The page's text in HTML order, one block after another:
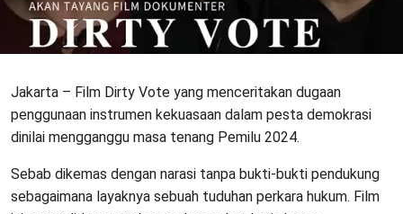
Jakarta – Film Dirty Vote yang menceritakan dugaan
penggunaan instrumen kekuasaan dalam pesta demokrasi
dinilai mengganggu masa tenang Pemilu 2024.
Sebab dikemas dengan narasi tanpa bukti-bukti pendukung
sebagaimana layaknya sebuah tuduhan perkara hukum. Film